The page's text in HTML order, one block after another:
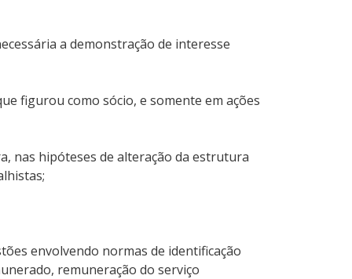
a demonstração de interesse
figurou como sócio, e somente em ações
nas hipóteses de alteração da estrutura
envolvendo normas de identificação
remuneração do serviço